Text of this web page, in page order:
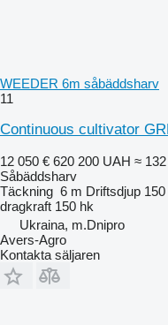
WEEDER 6m såbäddsharv
11
Continuous cultivator
12 050 € 620 200 UAH ≈
Såbäddsharv
Täckning 6 m Driftsdjup
dragkraft 150 hk
Ukraina, m.Dnipro
Avers-Agro
Kontakta säljaren